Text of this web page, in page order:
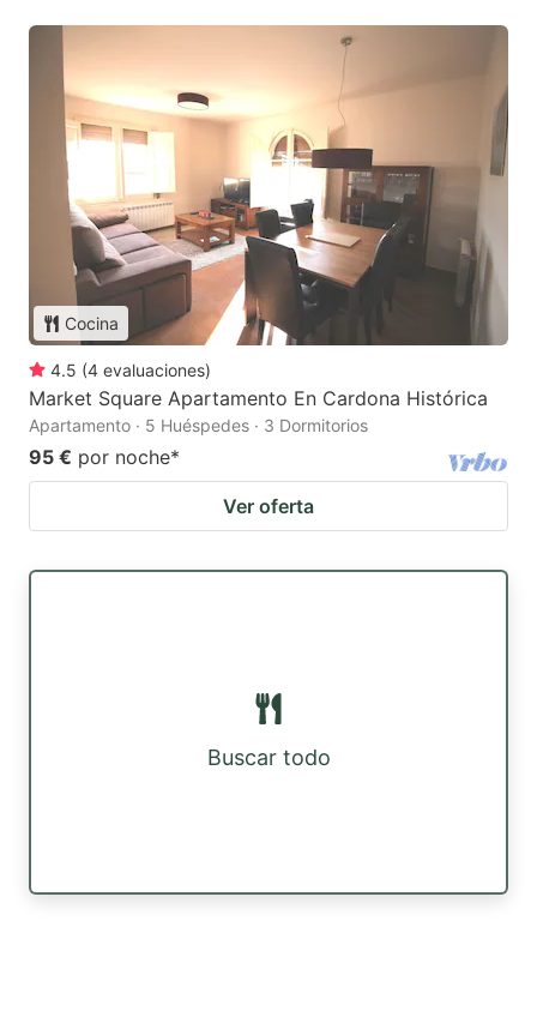
Cocina
4.5 (4 evaluaciones)
Market Square Apartamento En Cardona Histórica
Apartamento · 5 Huéspedes · 3 Dormitorios
95 € por noche*
Ver oferta
Buscar todo